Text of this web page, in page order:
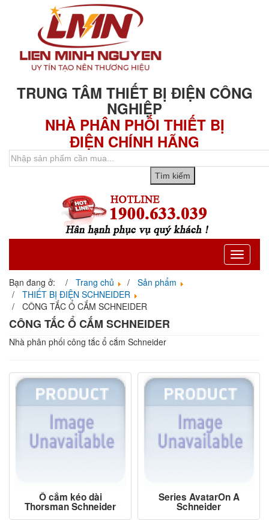
TRUNG TÂM THIẾT BỊ ĐIỆN CÔNG
NGHIỆP
NHÀ PHÂN PHỐI THIẾT BỊ
ĐIỆN CHÍNH HÃNG
Toggle
Bạn đang ở: Trang chủ
Sản phẩm
THIẾT BỊ ĐIỆN SCHNEIDER
CÔNG TẮC Ổ CẮM SCHNEIDER
CÔNG TẮC Ổ CẮM SCHNEIDER
Nhà phân phối công tắc ổ cắm Schneider
Ổ cắm kéo dài
Thorsman Schneider
Series AvatarOn A
Schneider